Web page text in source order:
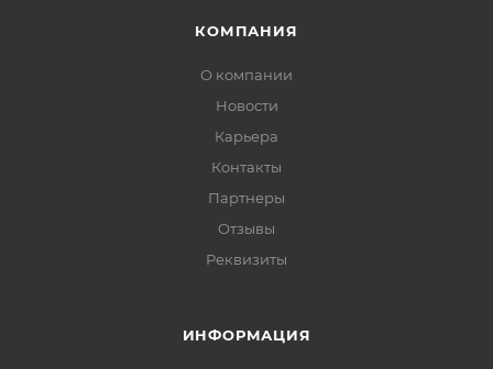
КОМПАНИЯ
О компании
Новости
Карьера
Контакты
Партнеры
Отзывы
Реквизиты
ИНФОРМАЦИЯ